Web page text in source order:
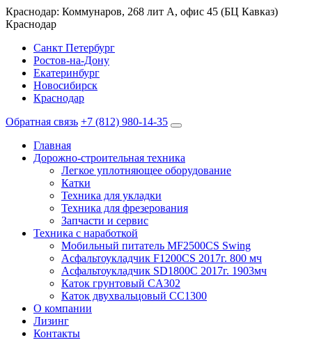
Краснодар: Коммунаров, 268 лит А, офис 45 (БЦ Кавказ)
Краснодар
Санкт Петербург
Ростов-на-Дону
Екатеринбург
Новосибирск
Краснодар
Обратная связь +7 (812) 980-14-35
Главная
Дорожно-строительная техника
Легкое уплотняющее оборудование
Катки
Техника для укладки
Техника для фрезерования
Запчасти и сервис
Техника с наработкой
Мобильный питатель MF2500CS Swing
Асфальтоукладчик F1200CS 2017г. 800 мч
Асфальтоукладчик SD1800C 2017г. 1903мч
Каток грунтовый CA302
Каток двухвальцовый CC1300
О компании
Лизинг
Контакты